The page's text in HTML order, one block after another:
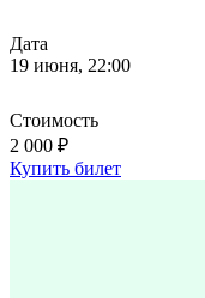
Дата
19 июня, 22:00
Стоимость
2 000 ₽
Купить билет